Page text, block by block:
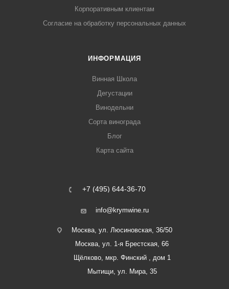
Корпоративным клиентам
Согласие на обработку персональных данных
ИНФОРМАЦИЯ
Винная Школа
Дегустации
Винодельни
Сорта винограда
Блог
Карта сайта
+7 (495) 644-36-70
info@krymwine.ru
Москва, ул. Люсиновская, 36/50
Москва, ул. 1-я Брестская, 66
Щёлково, мкр. Финский , дом 1
Мытищи, ул. Мира, 35